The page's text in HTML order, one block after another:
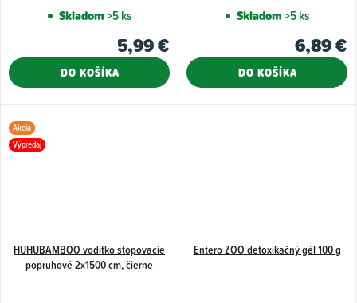
Skladom>5 ks
5,99 €
DO KOŠÍKA
Skladom>5 ks
6,89 €
DO KOŠÍKA
Akcia
Výpredaj
HUHUBAMBOO vodítko stopovacie
popruhové 2x1500 cm, čierne
Entero ZOO detoxikačný gél 100 g